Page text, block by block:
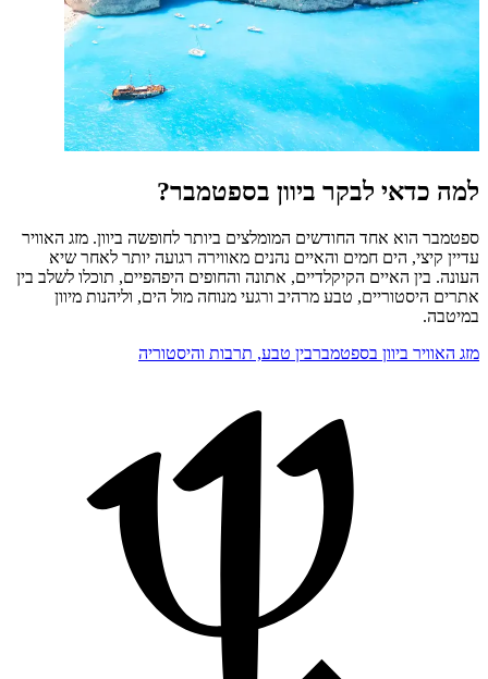
למה כדאי לבקר ביוון בספטמבר?
ספטמבר הוא אחד החודשים המומלצים ביותר לחופשה ביוון. מזג האוויר
עדיין קיצי, הים חמים והאיים נהנים מאווירה רגועה יותר לאחר שיא
העונה. בין האיים הקיקלדיים, אתונה והחופים היפהפיים, תוכלו לשלב בין
אתרים היסטוריים, טבע מרהיב ורגעי מנוחה מול הים, וליהנות מיוון
במיטבה.
מזג האוויר ביוון בספטמברבין טבע, תרבות והיסטוריה